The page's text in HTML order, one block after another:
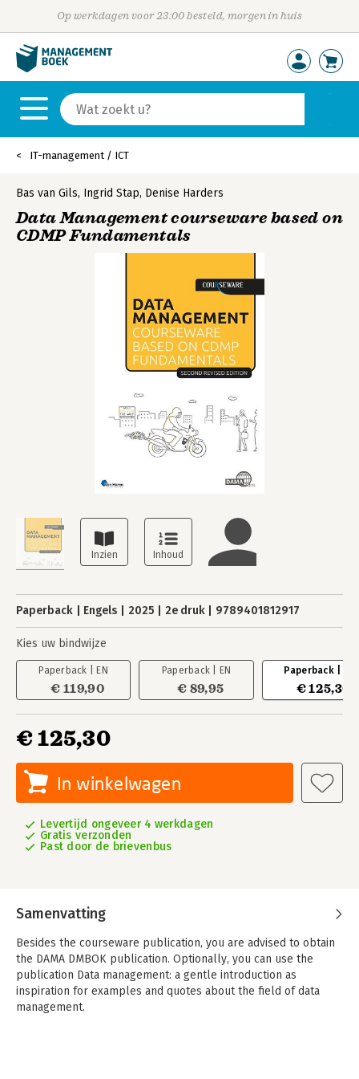
Op werkdagen voor 23:00 besteld, morgen in huis
IT-management / ICT
Bas van Gils, Ingrid Stap, Denise Harders
Data Management courseware based on
CDMP Fundamentals
Paperback Engels 2025 2e druk 9789401812917
Kies uw bindwijze
Paperback | EN
€ 119,90
Paperback | EN
€ 89,95
Paperback | EN
€ 125,30
€ 125,30
In winkelwagen
Levertijd ongeveer 4 werkdagen
Gratis verzonden
Past door de brievenbus
Samenvatting
Besides the courseware publication, you are advised to obtain
the DAMA DMBOK publication. Optionally, you can use the
publication Data management: a gentle introduction as
inspiration for examples and quotes about the field of data
management.